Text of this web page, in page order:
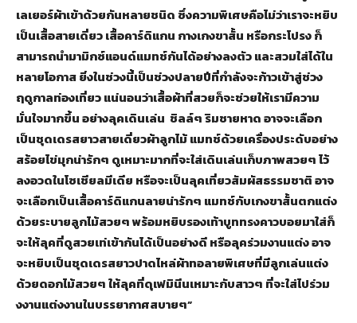
เลเยอร์ผ้าเข้าด้วยกันหลายชนิด ซึ่งความพิเศษคือไม่ว่าเราจะหยิบ
เป็นเสื้อสายเดี่ยว เสื้อคาร์ดิแกน กางเกงขาสั้น หรือกระโปรง ก็
สามารถนำมามิกซ์แอนด์แมทช์กันได้อย่างลงตัว และสวมใส่ได้ใน
หลายโอกาส ยิ่งในช่วงนี้เป็นช่วงปลายปีที่กำลังจะก้าวเข้าสู่ช่วง
ฤดูกาลท่องเที่ยว แน่นอนว่าเสื้อผ้าที่สวยก็จะช่วยให้เรามีความ
มั่นใจมากขึ้น อย่างลุคเดินเล่น ชิลล์ๆ ริมชายหาด อาจจะเลือก
เป็นชุดเดรสยาวสายเดี่ยวผ้าลูกไม้ แมทช์ด้วยเครื่องประดับอย่าง
สร้อยไข่มุกน่ารักๆ ดูเหมาะมากที่จะใส่เดินเล่นเก็บภาพสวยๆ ไว้
ลงอวดในโซเชียลมีเดีย หรือจะเป็นลุคเที่ยวสัมผัสธรรมชาติ อาจ
จะเลือกเป็นเสื้อคาร์ดิแกนลายน่ารักๆ แมทช์กับเกงขาสั้นตกแต่ง
ด้วยระบายลูกไม้สวยๆ พร้อมหยิบรองเท้าบูททรงคาวบอยมาใส่ก็
จะให้ลุคที่ดูสวยเท่เข้ากันได้เป็นอย่างดี หรือลุคร่วมงานแต่ง อาจ
จะหยิบเป็นชุดเดรสยาวปาดไหล่ผ้าทอลายพิเศษที่มีลูกเล่นแต่ง
ด้วยดอกไม้สวยๆ ให้ลุคที่ดุเฟมินีนเหมาะกับสาวๆ ที่จะใส่ไปร่วม
งงานแต่งงานในบรรยากาศสบายๆ”